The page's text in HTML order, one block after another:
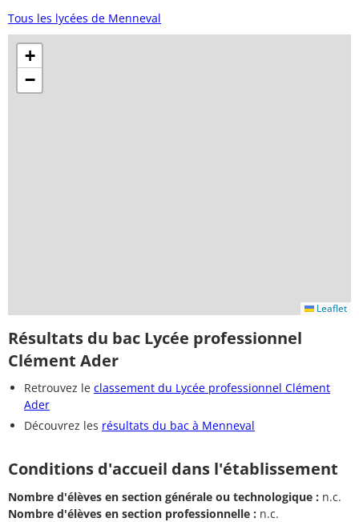
Tous les lycées de Menneval
+
−
Leaflet
Résultats du bac Lycée professionnel
Clément Ader
Retrouvez le classement du Lycée professionnel Clément
Ader
Découvrez les résultats du bac à Menneval
Conditions d'accueil dans l'établissement
Nombre d'élèves en section générale ou technologique : n.c.
Nombre d'élèves en section professionnelle : n.c.